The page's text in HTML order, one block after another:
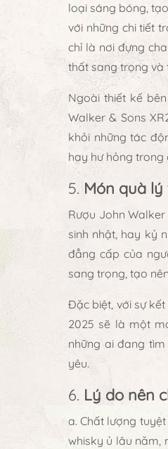
loại sáng bóng,
với những chi tiết
chỉ là nơi đựng
thất sang trọng và
Ngoài thiết kế
Walker & Sons
khỏi những tác
hay hư hỏng trong
5. Món quà
Rượu John
sinh nhật, hay kỷ
đẳng cấp của
sang trọng, tạo
Đặc biệt, với sự
2025 sẽ là một
những ai đang
yêu.
6. Lý do nên
a. Chất lượng
whisky ủ lâu năm,